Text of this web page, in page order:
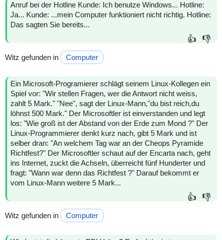
Anruf bei der Hotline Kunde: Ich benutze Windows... Hotline:
Ja... Kunde: ...mein Computer funktioniert nicht richtig. Hotline:
Das sagten Sie bereits...
👍 👎
Witz gefunden in Computer
Ein Microsoft-Programierer schlägt seinem Linux-Kollegen ein
Spiel vor: "Wir stellen Fragen, wer die Antwort nicht weiss,
zahlt 5 Mark." "Nee", sagt der Linux-Mann,"du bist reich,du
löhnst 500 Mark." Der Microsoftler ist einverstanden und legt
los: "Wie groß ist der Abstand von der Erde zum Mond ?" Der
Linux-Programmierer denkt kurz nach, gibt 5 Mark und ist
selber dran: "An welchem Tag war an der Cheops Pyramide
Richtfest?" Der Microsoftler schaut auf der Encarta nach, geht
ins Internet, zuckt die Achseln, überreicht fünf Hunderter und
fragt: "Wann war denn das Richtfest ?" Darauf bekommt er
vom Linux-Mann weitere 5 Mark...
👍 👎
Witz gefunden in Computer